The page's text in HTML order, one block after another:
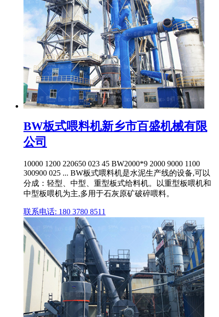
BW板式喂料机新乡市百盛机械有限
公司
10000 1200 220650 023 45 BW2000*9 2000 9000 1100
300900 025 ... BW板式喂料机是水泥生产线的设备,可以
分成：轻型、中型、重型板式给料机。以重型板喂机和
中型板喂机为主,多用于石灰原矿破碎喂料。
联系电话: 180 3780 8511